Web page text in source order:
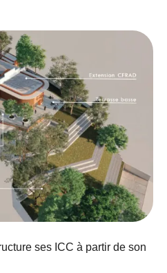
ses ICC à partir de son